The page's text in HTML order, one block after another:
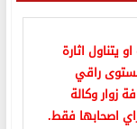
يتناول اثارة
راقي
زوار وكالة
راي اصحابها فقط.